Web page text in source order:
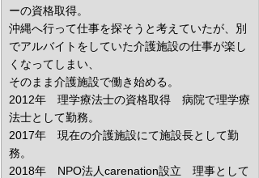
ーの資格取得。
沖縄へ行って仕事を探そうと考えていたが、別
でアルバイトをしていた介護施設の仕事が楽し
くなってしまい、
そのまま介護施設で働き始める。
2012年　理学療法士の資格取得　病院で理学療
法士として勤務。
2017年　現在の介護施設にて施設長として勤
務。
2018年　NPO法人carenation設立　理事として